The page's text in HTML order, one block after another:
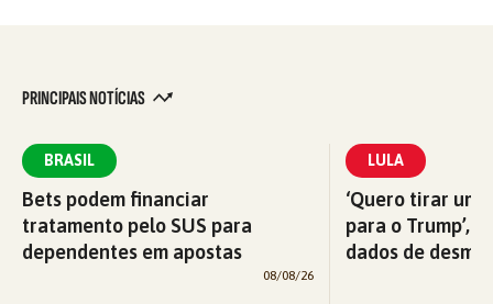
PRINCIPAIS NOTÍCIAS
BRASIL
Bets podem financiar
tratamento pelo SUS para
dependentes em apostas
08/08/26
LULA
‘Quero tirar
para o Trump’,
dados de